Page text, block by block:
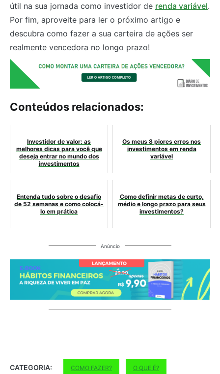
útil na sua jornada como investidor de renda variável.
Por fim, aproveite para ler o próximo artigo e
descubra como fazer a sua carteira de ações ser
realmente vencedora no longo prazo!
Conteúdos relacionados:
Investidor de valor: as
melhores dicas para você que
deseja entrar no mundo dos
investimentos
Os meus 8 piores erros nos
investimentos em renda
variável
Entenda tudo sobre o desafio
de 52 semanas e como colocá-
lo em prática
Como definir metas de curto,
médio e longo prazo para seus
investimentos?
Anúncio
CATEGORIA: COMO FAZER? O QUE É?